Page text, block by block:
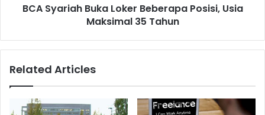
TahunBCA Syariah Buka Loker Beberapa Posisi, Usia
Maksimal 35 Tahun
Related Articles